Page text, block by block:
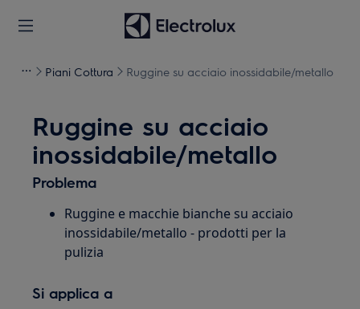
Piani Cottura Ruggine su acciaio inossidabile/metallo
Ruggine su acciaio
inossidabile/metallo
Problema
Ruggine e macchie bianche su acciaio
inossidabile/metallo - prodotti per la
pulizia
Si applica a